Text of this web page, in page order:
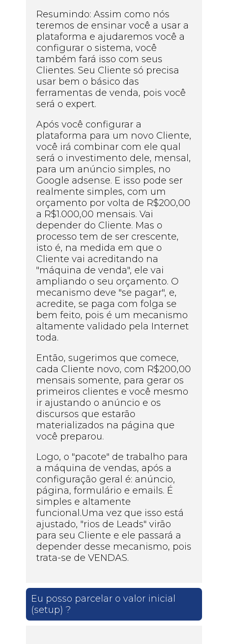
Resumindo: Assim como nós
teremos de ensinar você a usar a
plataforma e ajudaremos você a
configurar o sistema, você
também fará isso com seus
Clientes. Seu Cliente só precisa
usar bem o básico das
ferramentas de venda, pois você
será o expert.
Após você configurar a
plataforma para um novo Cliente,
você irá combinar com ele qual
será o investimento dele, mensal,
para um anúncio simples, no
Google adsense. E isso pode ser
realmente simples, com um
orçamento por volta de R$200,00
a R$1.000,00 mensais. Vai
depender do Cliente. Mas o
processo tem de ser crescente,
isto é, na medida em que o
Cliente vai acreditando na
"máquina de venda", ele vai
ampliando o seu orçamento. O
mecanismo deve "se pagar", e,
acredite, se paga com folga se
bem feito, pois é um mecanismo
altamente validado pela Internet
toda.
Então, sugerimos que comece,
cada Cliente novo, com R$200,00
mensais somente, para gerar os
primeiros clientes e você mesmo
ir ajustando o anúncio e os
discursos que estarão
materializados na página que
você preparou.
Logo, o "pacote" de trabalho para
a máquina de vendas, após a
configuração geral é: anúncio,
página, formulário e emails. É
simples e altamente
funcional.Uma vez que isso está
ajustado, "rios de Leads" virão
para seu Cliente e ele passará a
depender desse mecanismo, pois
trata-se de VENDAS.
Eu posso parcelar o valor inicial
(setup) ?